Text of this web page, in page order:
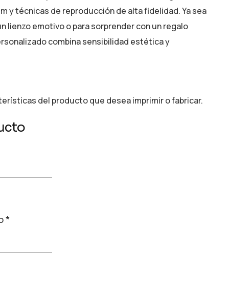
y técnicas de reproducción de alta fidelidad. Ya sea
lienzo emotivo o para sorprender con un regalo
combina sensibilidad estética y
del producto que desea imprimir o fabricar.
*